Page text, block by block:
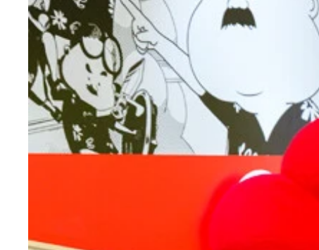
炎天下の会場北側の喫煙所では、屋根もミストも